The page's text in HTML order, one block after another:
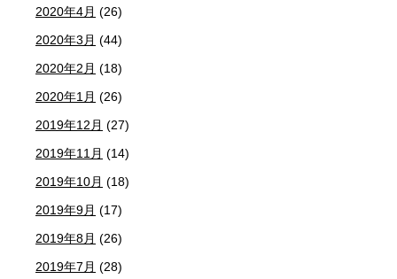
2020年4月 (26)
2020年3月 (44)
2020年2月 (18)
2020年1月 (26)
2019年12月 (27)
2019年11月 (14)
2019年10月 (18)
2019年9月 (17)
2019年8月 (26)
2019年7月 (28)